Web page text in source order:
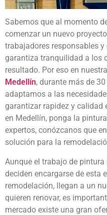
Sabemos que al momento
comenzar un nuevo
trabajadores responsables y
garantiza tranquilidad a los
resultado. Por eso en nuestra
Medellín, durante más de
adaptamos a las
garantizar rapidez y calidad
en Medellín, ponga la
expertos, conózcanos que
solución para la
Aunque el trabajo de
deciden encargarse de esta
remodelación, llegan a un
quieren renovar, es
mercado existe una gran